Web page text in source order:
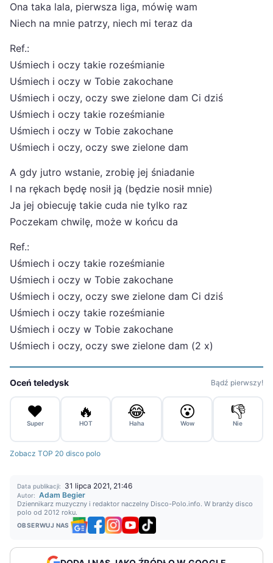
Ona taka lala, pierwsza liga, mówię wam
Niech na mnie patrzy, niech mi teraz da
Ref.:
Uśmiech i oczy takie roześmianie
Uśmiech i oczy w Tobie zakochane
Uśmiech i oczy, oczy swe zielone dam Ci dziś
Uśmiech i oczy takie roześmianie
Uśmiech i oczy w Tobie zakochane
Uśmiech i oczy, oczy swe zielone dam
A gdy jutro wstanie, zrobię jej śniadanie
I na rękach będę nosił ją (będzie nosił mnie)
Ja jej obiecuję takie cuda nie tylko raz
Poczekam chwilę, może w końcu da
Ref.:
Uśmiech i oczy takie roześmianie
Uśmiech i oczy w Tobie zakochane
Uśmiech i oczy, oczy swe zielone dam Ci dziś
Uśmiech i oczy takie roześmianie
Uśmiech i oczy w Tobie zakochane
Uśmiech i oczy, oczy swe zielone dam (2 x)
Oceń teledysk Bądź pierwszy!
❤️
Super
🔥
HOT
😂
Haha
😮
Wow
👎
Nie
Zobacz TOP 20 disco polo
Data publikacji: 31 lipca 2021, 21:46
Autor: Adam Begier
Dziennikarz muzyczny i redaktor naczelny Disco-Polo.info. W branży disco
polo od 2012 roku.
OBSERWUJ NAS